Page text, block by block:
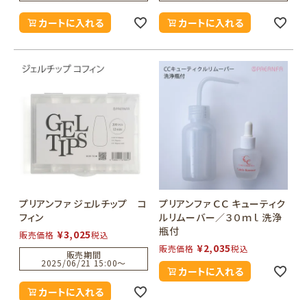
カートに入れる カートに入れる
プリアンファ ジェルチップ コ
フィン
販売価格 ¥3,025税込
販売期間
2025/06/21 15:00〜
カートに入れる
プリアンファ ＣＣ キューティク
ルリムーバー／３０ｍｌ 洗浄
瓶付
販売価格 ¥2,035税込
カートに入れる